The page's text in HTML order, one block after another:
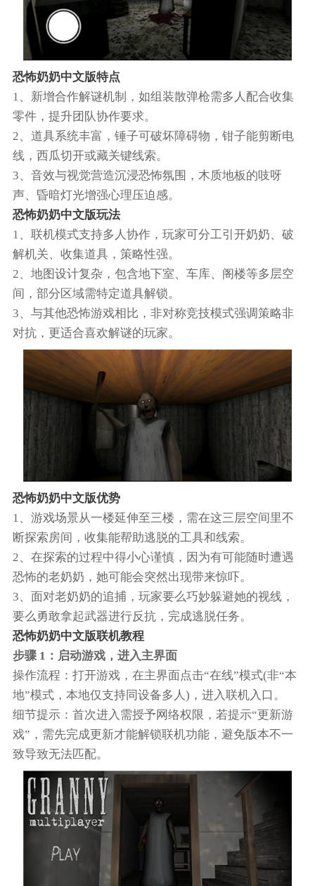
恐怖奶奶中文版特点
1、新增合作解谜机制，如组装散弹枪需多人配合收集
零件，提升团队协作要求。
2、道具系统丰富，锤子可破坏障碍物，钳子能剪断电
线，西瓜切开或藏关键线索。
3、音效与视觉营造沉浸恐怖氛围，木质地板的吱呀
声、昏暗灯光增强心理压迫感。
恐怖奶奶中文版玩法
1、联机模式支持多人协作，玩家可分工引开奶奶、破
解机关、收集道具，策略性强。
2、地图设计复杂，包含地下室、车库、阁楼等多层空
间，部分区域需特定道具解锁。
3、与其他恐怖游戏相比，非对称竞技模式强调策略非
对抗，更适合喜欢解谜的玩家。
恐怖奶奶中文版优势
1、游戏场景从一楼延伸至三楼，需在这三层空间里不
断探索房间，收集能帮助逃脱的工具和线索。
2、在探索的过程中得小心谨慎，因为有可能随时遭遇
恐怖的老奶奶，她可能会突然出现带来惊吓。
3、面对老奶奶的追捕，玩家要么巧妙躲避她的视线，
要么勇敢拿起武器进行反抗，完成逃脱任务。
恐怖奶奶中文版联机教程
步骤 1：启动游戏，进入主界面
操作流程：打开游戏，在主界面点击“在线”模式(非“本
地”模式，本地仅支持同设备多人)，进入联机入口。
细节提示：首次进入需授予网络权限，若提示“更新游
戏”，需先完成更新才能解锁联机功能，避免版本不一
致导致无法匹配。